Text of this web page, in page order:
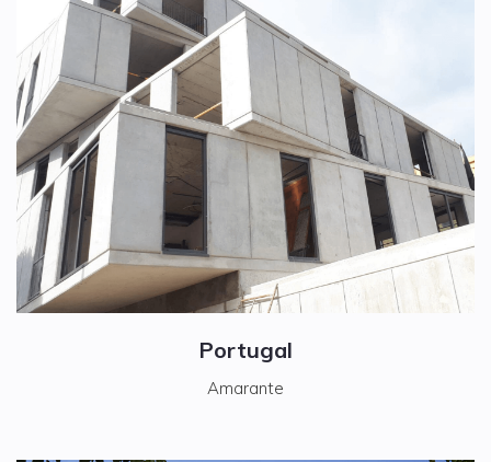
Portugal
Amarante